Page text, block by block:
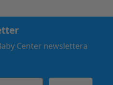
Center newslettera